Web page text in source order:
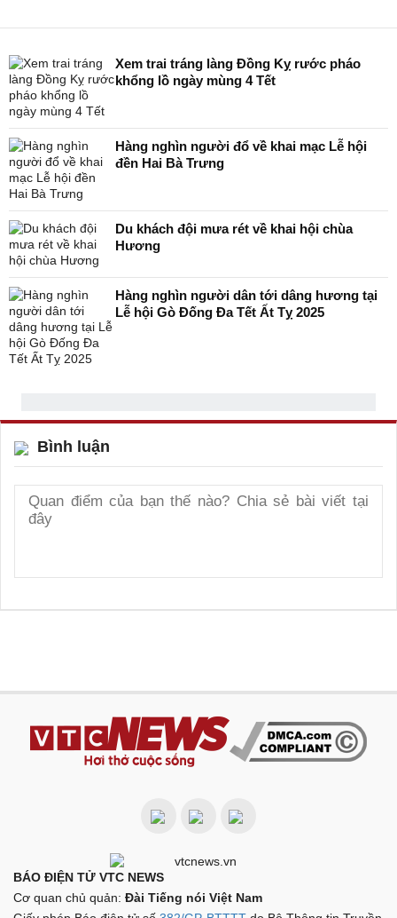
Xem trai tráng làng Đồng Kỵ rước pháo
khổng lồ ngày mùng 4 Tết
Hàng nghìn người đổ về khai mạc Lễ hội
đền Hai Bà Trưng
Du khách đội mưa rét về khai hội chùa
Hương
Hàng nghìn người dân tới dâng hương tại
Lễ hội Gò Đống Đa Tết Ất Tỵ 2025
Bình luận
BÁO ĐIỆN TỬ VTC NEWS
Cơ quan chủ quản: Đài Tiếng nói Việt Nam